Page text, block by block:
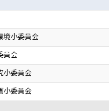
境小委員会
員会
小委員会
小委員会